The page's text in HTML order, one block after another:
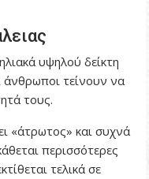
υψηλού δείκτη
άνθρωποι τείνουν να
τους.
«άτρωτος» και συχνά
περισσότερες
τελικά σε